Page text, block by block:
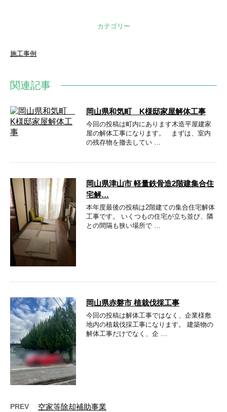
カテゴリー
施工事例
関連記事
岡山県和気町 K様邸家屋解体工事
今回の投稿は町内にあります木造平屋建家
屋の解体工事になります。 まずは、室内
の残存物を撤去してい …
岡山県津山市 軽量鉄骨造2階建集合住
宅解…
本年度最後の投稿は2階建ての集合住宅解体
工事です。 いくつもの住宅が立ち並び、隣
との間隔も狭い場所で …
岡山県赤磐市 植栽伐採工事
今回の投稿は解体工事ではなく、企業様敷
地内の植栽伐採工事になります。 建築物の
解体工事だけでなく、企 …
PREV 空家等除却補助事業